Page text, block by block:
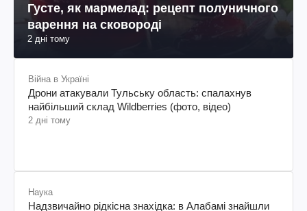
Густе, як мармелад: рецепт полуничного
варення на сковороді
2 дні тому
Війна в Україні
Дрони атакували Тульську область: спалахнув
найбільший склад Wildberries (фото, відео)
2 дні тому
Наука
Надзвичайно рідкісна знахідка: в Алабамі знайшли